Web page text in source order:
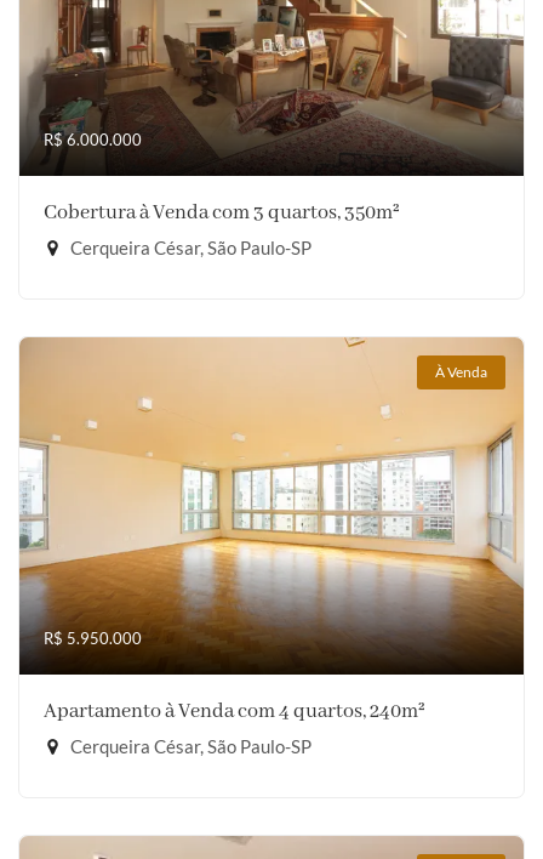
R$ 6.000.000
Cobertura à Venda com 3 quartos, 350m²
Cerqueira César, São Paulo-SP
À Venda
R$ 5.950.000
Apartamento à Venda com 4 quartos, 240m²
Cerqueira César, São Paulo-SP